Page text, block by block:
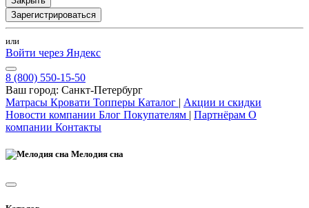
Зарегистрироваться
или
Войти через Яндекс
8 (800) 550-15-50
Ваш город: Санкт-Петербург
Матрасы Кровати Топперы Каталог | Акции и скидки
Новости компании Блог Покупателям | Партнёрам О
компании Контакты
Мелодия сна